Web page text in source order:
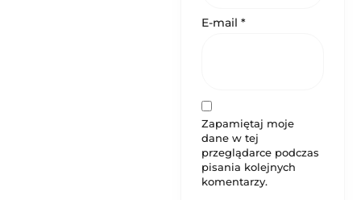
E-mail *
Zapamiętaj moje
dane w tej
przeglądarce podczas
pisania kolejnych
komentarzy.